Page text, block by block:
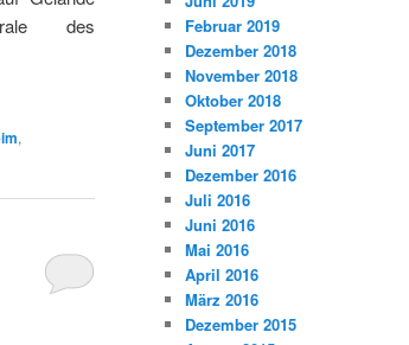
des
,
Februar 2019
Dezember 2018
November 2018
Oktober 2018
September 2017
Juni 2017
Dezember 2016
Juli 2016
Juni 2016
Mai 2016
April 2016
März 2016
Dezember 2015